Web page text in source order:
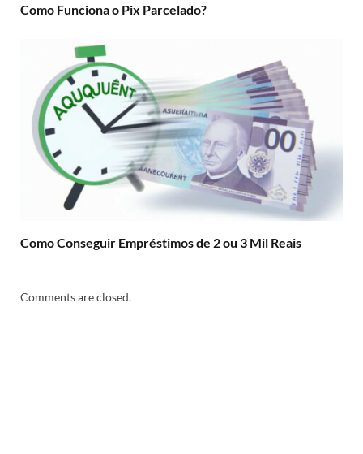
Como Funciona o Pix Parcelado?
Como Conseguir Empréstimos de 2 ou 3 Mil Reais
Comments are closed.